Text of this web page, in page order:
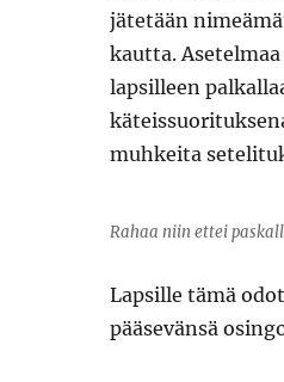
jätetään
kautta.
lapsilleen
muhkeita
Rahaa niin ettei
Lapsille tämä
pääsevänsä